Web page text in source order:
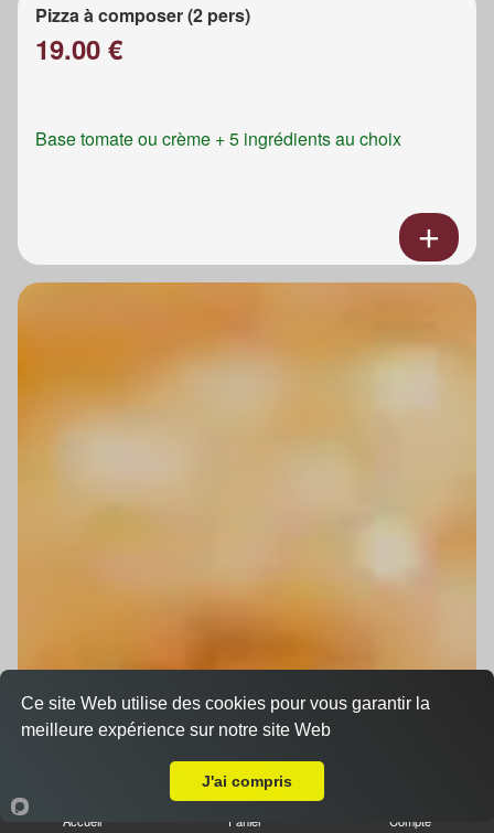
Pizza à composer (2 pers)
19.00 €
Base tomate ou crème + 5 ingrédients au choix
Accueil Panier Compte
Ce site Web utilise des cookies pour vous garantir la
meilleure expérience sur notre site Web
J'ai compris